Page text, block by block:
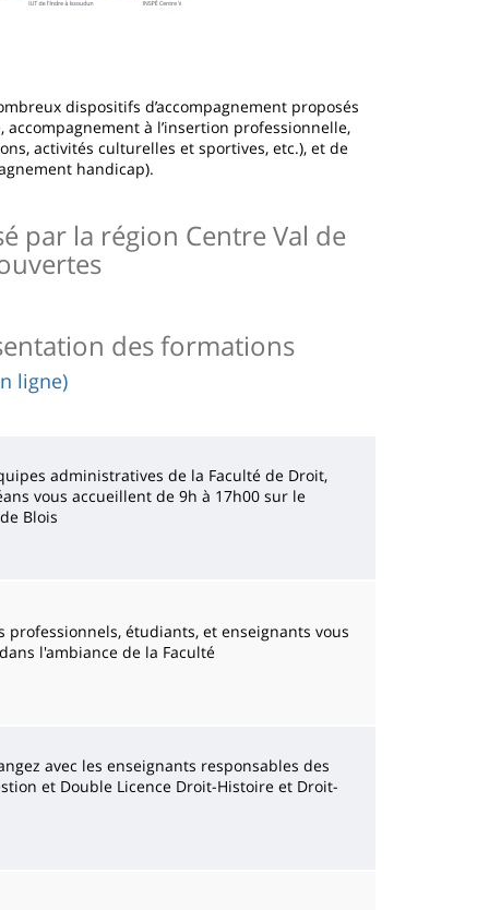
dispositifs d’accompagnement proposés
à l’insertion professionnelle,
activités culturelles et sportives, etc.), et de
handicap).
par la région Centre Val de
des formations
ligne)
administratives de la Faculté de Droit,
vous accueillent de 9h à 17h00 sur le
Blois
professionnels, étudiants, et enseignants vous
l'ambiance de la Faculté
avec les enseignants responsables des
et Double Licence Droit-Histoire et Droit-